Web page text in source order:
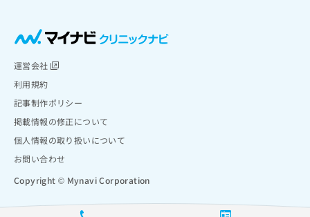
運営会社
利用規約
記事制作ポリシー
掲載情報の修正について
個人情報の取り扱いについて
お問い合わせ
Copyright © Mynavi Corporation